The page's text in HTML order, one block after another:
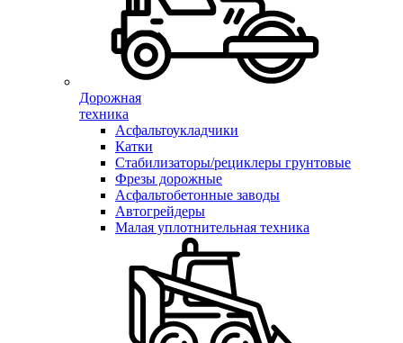
Дорожная
техника
Асфальтоукладчики
Катки
Стабилизаторы/рециклеры грунтовые
Фрезы дорожные
Асфальтобетонные заводы
Автогрейдеры
Малая уплотнительная техника